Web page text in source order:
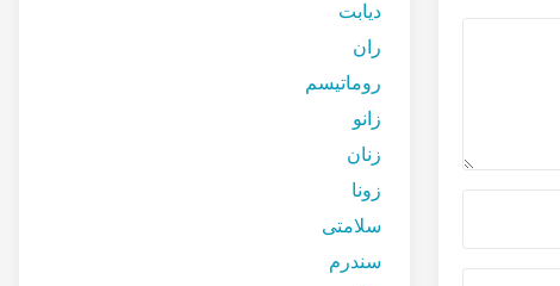
دیابت
ران
روماتیسم
زانو
زنان
زونا
سلامتی
سندرم